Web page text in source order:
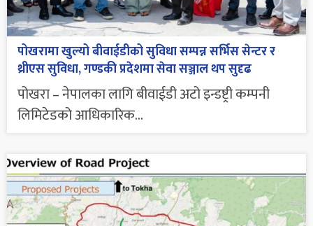
पोखरामा खुल्यो बीवाईडीको सुविधा सम्पन्न सर्भिस सेन्टर र
थ्रीएस सुविधा, गण्डकी प्रदेशमा सेवा सञ्जाल थप सुदृढ
पोखरा – नेपालका लागि बीवाईडी अटो इन्डष्ट्री कम्पनी
लिमिटेडको आधिकारिक...